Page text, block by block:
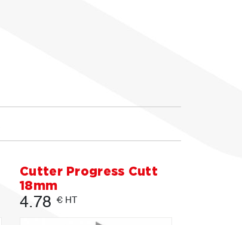
Cutter Progress Cutt
18mm
4.78 € HT